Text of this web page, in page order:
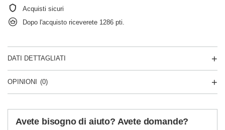
Acquisti sicuri
Dopo l'acquisto riceverete 1286 pti.
DATI DETTAGLIATI
OPINIONI (0)
Avete bisogno di aiuto? Avete domande?